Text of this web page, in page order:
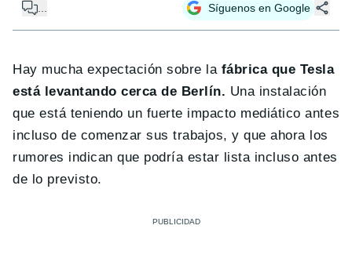
Síguenos en Google
Hay mucha expectación sobre la fábrica que Tesla
está levantando cerca de Berlín. Una instalación
que está teniendo un fuerte impacto mediático antes
incluso de comenzar sus trabajos, y que ahora los
rumores indican que podría estar lista incluso antes
de lo previsto.